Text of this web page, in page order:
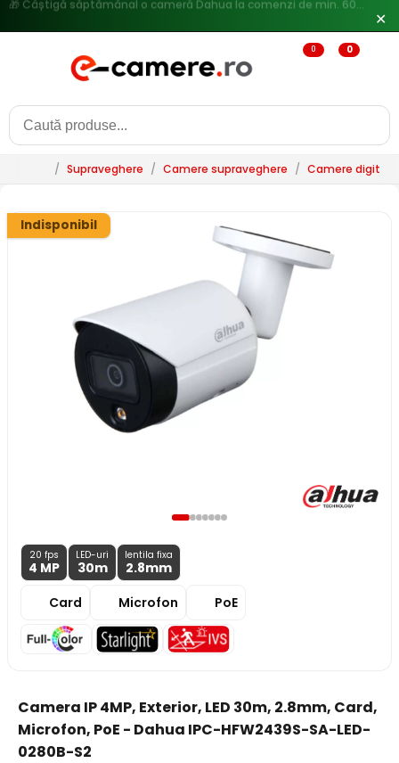
Reduceri de pana la 25% doar in luna iulie → Vezi ofertele ✕
0 0
/ Supraveghere / Camere supraveghere / Camere digitale
Indisponibil
20 fps
4 MP
LED-uri
30m
lentila fixa
2.8mm
Card
Microfon PoE
Camera IP 4MP, Exterior, LED 30m, 2.8mm, Card,
Microfon, PoE - Dahua IPC-HFW2439S-SA-LED-
0280B-S2